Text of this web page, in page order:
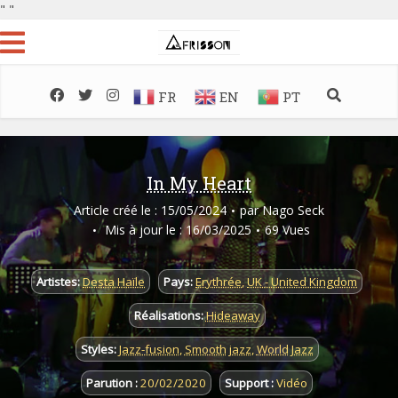
" "
FR EN PT
In My Heart
Article créé le : 15/05/2024 par Nago Seck
Mis à jour le : 16/03/2025
69 Vues
Artistes:Desta Haïle Pays:Erythrée,UK - United Kingdom
Réalisations:Hideaway
Styles:Jazz-fusion, Smooth jazz,World Jazz
Parution :20/02/2020 Support :Vidéo